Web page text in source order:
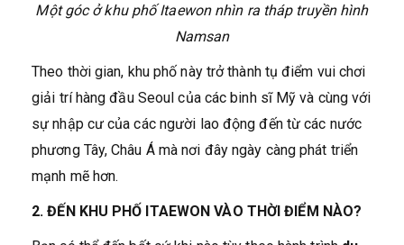
Một góc ở khu phố Itaewon nhìn ra tháp truyền hình
Namsan
Theo thời gian, khu phố này trở thành tụ điểm vui chơi
giải trí hàng đầu Seoul của các binh sĩ Mỹ và cùng với
sự nhập cư của các người lao động đến từ các nước
phương Tây, Châu Á mà nơi đây ngày càng phát triển
mạnh mẽ hơn.
2. ĐẾN KHU PHỐ ITAEWON VÀO THỜI ĐIỂM NÀO?